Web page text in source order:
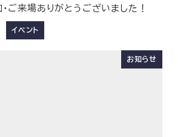
・ご来場ありがとうございました！
イベント
お知らせ